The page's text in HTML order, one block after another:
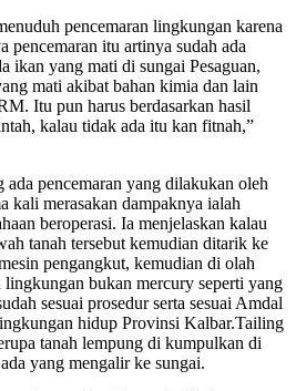
pencemaran lingkungan karena
pencemaran itu artinya sudah ada
ikan yang mati di sungai Pesaguan,
mati akibat bahan kimia dan lain
Itu pun harus berdasarkan hasil
kalau tidak ada itu kan fitnah,”
ada pencemaran yang dilakukan oleh
kali merasakan dampaknya ialah
beroperasi. Ia menjelaskan kalau
tanah tersebut kemudian ditarik ke
pengangkut, kemudian di olah
lingkungan bukan mercury seperti yang
sesuai prosedur serta sesuai Amdal
hidup Provinsi Kalbar.Tailing
tanah lempung di kumpulkan di
yang mengalir ke sungai.